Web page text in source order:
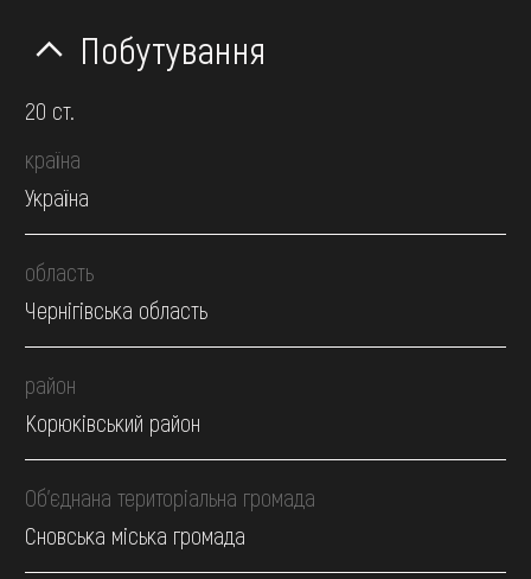
Побутування
20 ст.
країна
Україна
область
Чернігівська область
район
Корюківський район
Об’єднана територіальна громада
Сновська міська громада